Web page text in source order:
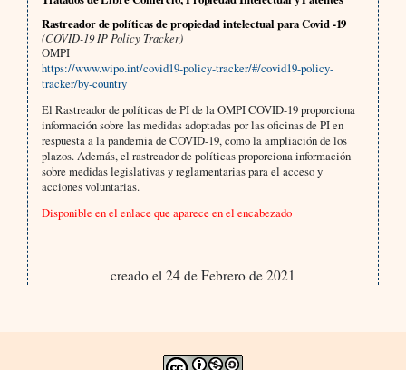
Rastreador de políticas de propiedad intelectual para Covid -19
(COVID-19 IP Policy Tracker)
OMPI
https://www.wipo.int/covid19-policy-tracker/#/covid19-policy-
tracker/by-country
El Rastreador de políticas de PI de la OMPI COVID-19 proporciona
información sobre las medidas adoptadas por las oficinas de PI en
respuesta a la pandemia de COVID-19, como la ampliación de los
plazos. Además, el rastreador de políticas proporciona información
sobre medidas legislativas y reglamentarias para el acceso y
acciones voluntarias.
Disponible en el enlace que aparece en el encabezado
creado el 24 de Febrero de 2021